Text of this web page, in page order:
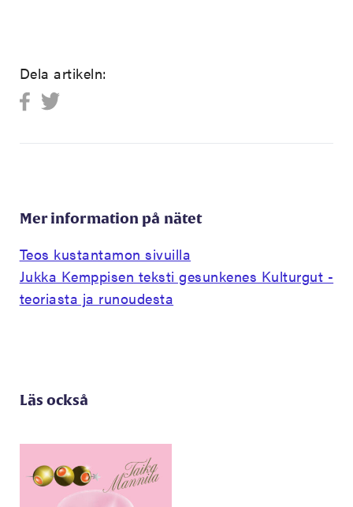
Dela artikeln:
Mer information på nätet
Teos kustantamon sivuilla
Jukka Kemppisen teksti gesunkenes Kulturgut -
teoriasta ja runoudesta
Läs också